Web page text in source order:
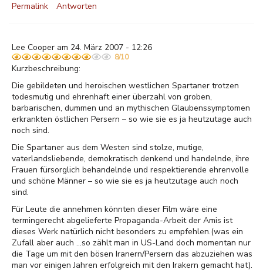
Permalink
Antworten
Lee Cooper am 24. März 2007 - 12:26
8/10
Kurzbeschreibung:
Die gebildeten und heroischen westlichen Spartaner trotzen
todesmutig und ehrenhaft einer überzahl von groben,
barbarischen, dummen und an mythischen Glaubenssymptomen
erkrankten östlichen Persern – so wie sie es ja heutzutage auch
noch sind.
Die Spartaner aus dem Westen sind stolze, mutige,
vaterlandsliebende, demokratisch denkend und handelnde, ihre
Frauen fürsorglich behandelnde und respektierende ehrenvolle
und schöne Männer – so wie sie es ja heutzutage auch noch
sind.
Für Leute die annehmen könnten dieser Film wäre eine
termingerecht abgelieferte Propaganda-Arbeit der Amis ist
dieses Werk natürlich nicht besonders zu empfehlen.(was ein
Zufall aber auch ...so zählt man in US-Land doch momentan nur
die Tage um mit den bösen Iranern/Persern das abzuziehen was
man vor einigen Jahren erfolgreich mit den Irakern gemacht hat).